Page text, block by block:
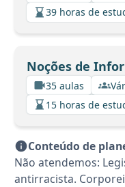
39 horas de
Noções de
35 aulas
15 horas de
Conteúdo de
Não atendemos:
antirracista.